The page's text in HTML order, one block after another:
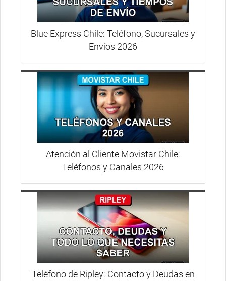
Blue Express Chile: Teléfono, Sucursales y
Envíos 2026
Atención al Cliente Movistar Chile:
Teléfonos y Canales 2026
Teléfono de Ripley: Contacto y Deudas en